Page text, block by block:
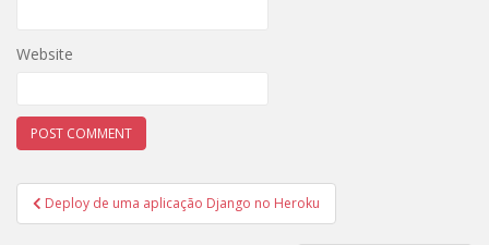
Website
Post
navigation
Deploy de uma aplicação Django no Heroku